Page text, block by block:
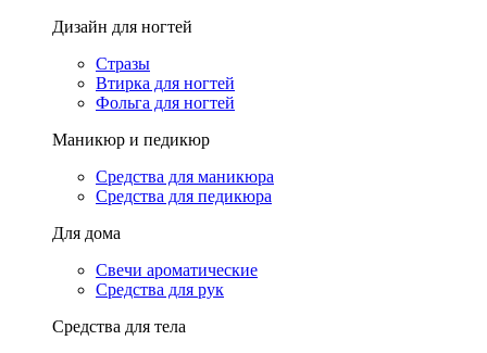
Дизайн для ногтей
Стразы
Втирка для ногтей
Фольга для ногтей
Маникюр и педикюр
Средства для маникюра
Средства для педикюра
Для дома
Свечи ароматические
Средства для рук
Средства для тела